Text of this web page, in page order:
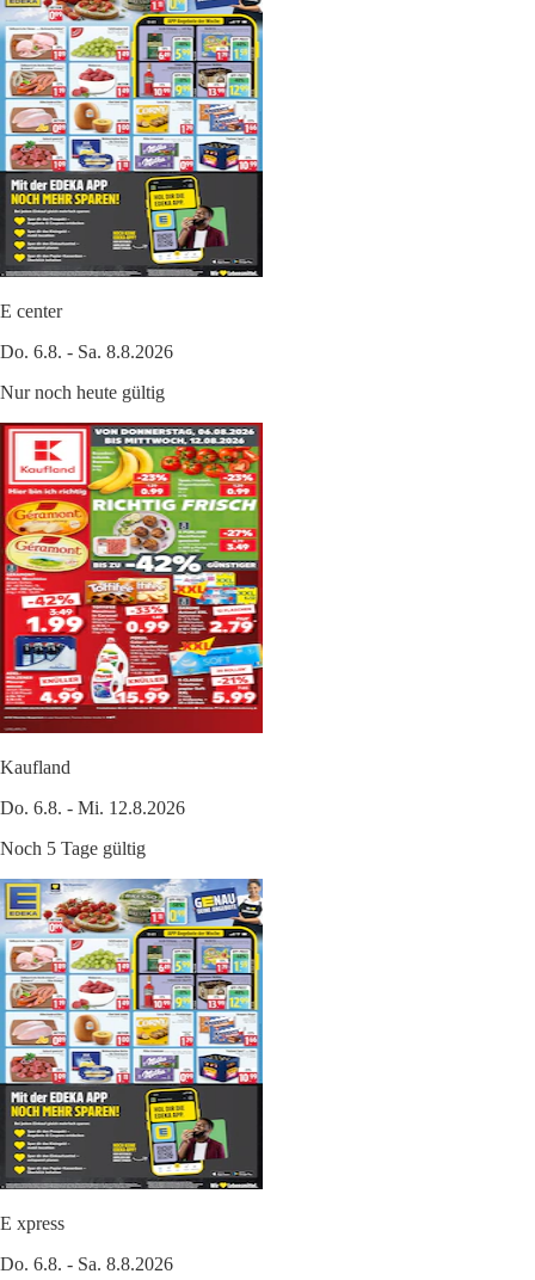
E center
Do. 6.8. - Sa. 8.8.2026
Nur noch heute gültig
Kaufland
Do. 6.8. - Mi. 12.8.2026
Noch 5 Tage gültig
E xpress
Do. 6.8. - Sa. 8.8.2026